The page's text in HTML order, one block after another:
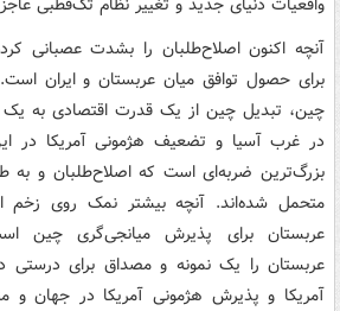
آنچه اکنون اصلاح‌طلبان را بشدت عصبانی
برای حصول توافق میان عربستان و ایران
چین، تبدیل چین از یک قدرت اقتصادی به
در غرب آسیا و تضعیف هژمونی آمریکا در
بزرگ‌ترین ضربه‌ای است که اصلاح‌طلبان و به
متحمل شده‌اند. آنچه بیشتر نمک روی زخم
عربستان برای پذیرش میانجی‌گری چین
عربستان را یک نمونه و مصداق برای درستی
آمریکا و پذیرش هژمونی آمریکا در جهان و